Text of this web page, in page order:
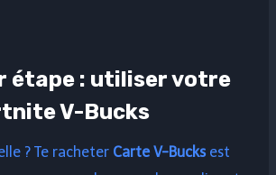
étape : utiliser votre
V-Bucks
? Te racheter Carte V-Bucksest